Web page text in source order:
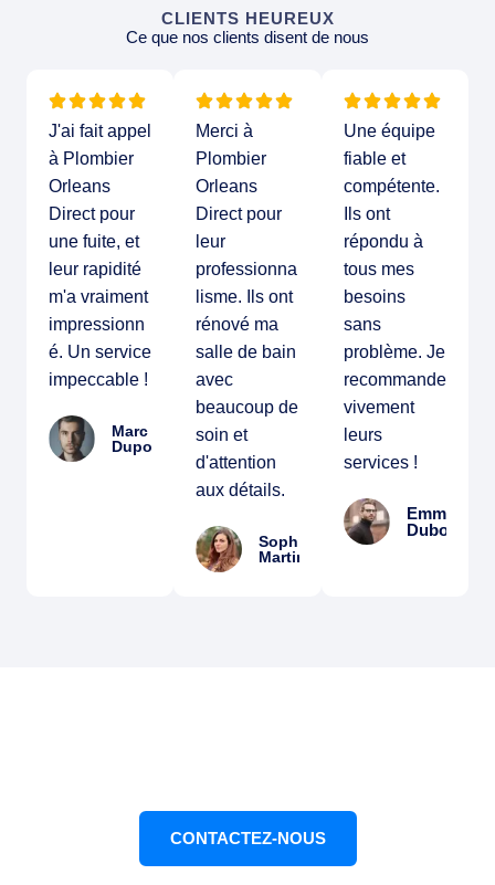
CLIENTS HEUREUX
Ce que nos clients disent de nous
J'ai fait appel
à Plombier
Orleans
Direct pour
une fuite, et
leur rapidité
m'a vraiment
impressionn
é. Un service
impeccable !
Marc
Dupont
Merci à
Plombier
Orleans
Direct pour
leur
professionna
lisme. Ils ont
rénové ma
salle de bain
avec
beaucoup de
soin et
d'attention
aux détails.
Sophie
Martin
Une équipe
fiable et
compétente.
Ils ont
répondu à
tous mes
besoins
sans
problème. Je
recommande
vivement
leurs
services !
Emma
Dubois
CONTACTEZ-NOUS